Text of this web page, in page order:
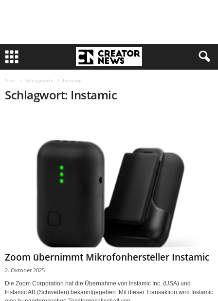
Start Schlagworte Instamic
Schlagwort: Instamic
Zoom übernimmt Mikrofonhersteller Instamic
2. Oktober 2025
Die Zoom Corporation hat die Übernahme von Instamic Inc. (USA) und
Instamic AB (Schweden) bekanntgegeben. Mit dieser Transaktion wird Instamic